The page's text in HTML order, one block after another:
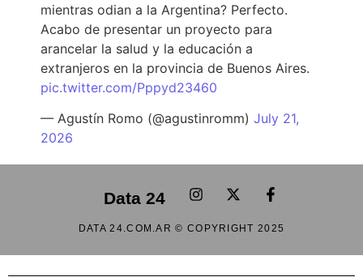
mientras odian a la Argentina? Perfecto.
Acabo de presentar un proyecto para
arancelar la salud y la educación a
extranjeros en la provincia de Buenos Aires.
pic.twitter.com/Pppyd23460
— Agustín Romo (@agustinromm) July 21,
2026
Data 24
DATA 24.COM.AR © COPYRIGHT 2025